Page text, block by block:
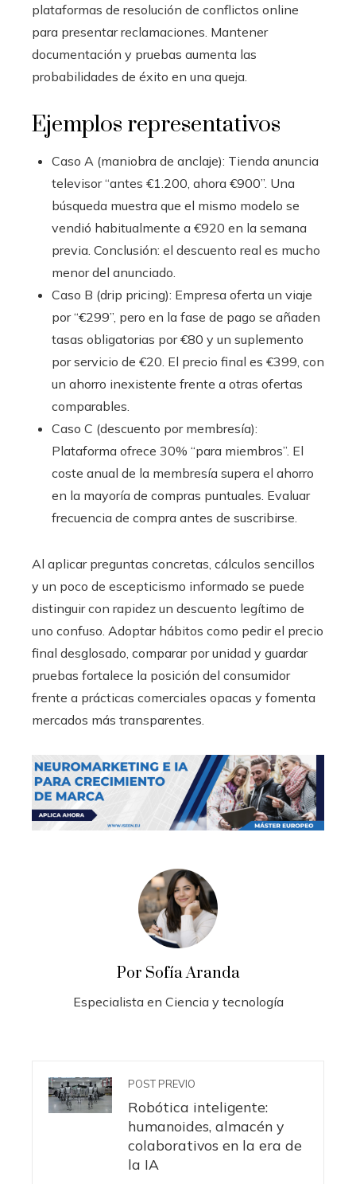
plataformas de resolución de conflictos online
para presentar reclamaciones. Mantener
documentación y pruebas aumenta las
probabilidades de éxito en una queja.
Ejemplos representativos
Caso A (maniobra de anclaje): Tienda anuncia
televisor “antes €1.200, ahora €900”. Una
búsqueda muestra que el mismo modelo se
vendió habitualmente a €920 en la semana
previa. Conclusión: el descuento real es mucho
menor del anunciado.
Caso B (drip pricing): Empresa oferta un viaje
por “€299”, pero en la fase de pago se añaden
tasas obligatorias por €80 y un suplemento
por servicio de €20. El precio final es €399, con
un ahorro inexistente frente a otras ofertas
comparables.
Caso C (descuento por membresía):
Plataforma ofrece 30% “para miembros”. El
coste anual de la membresía supera el ahorro
en la mayoría de compras puntuales. Evaluar
frecuencia de compra antes de suscribirse.
Al aplicar preguntas concretas, cálculos sencillos
y un poco de escepticismo informado se puede
distinguir con rapidez un descuento legítimo de
uno confuso. Adoptar hábitos como pedir el precio
final desglosado, comparar por unidad y guardar
pruebas fortalece la posición del consumidor
frente a prácticas comerciales opacas y fomenta
mercados más transparentes.
Por Sofía Aranda
Especialista en Ciencia y tecnología
POST PREVIO
Robótica inteligente:
humanoides, almacén y
colaborativos en la era de
la IA